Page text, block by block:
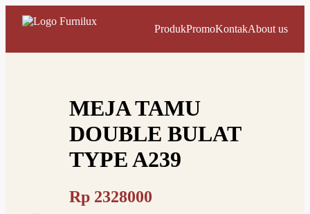
ProdukPromoKontakAbout us
MEJA TAMU
DOUBLE BULAT
TYPE A239
Rp 2328000